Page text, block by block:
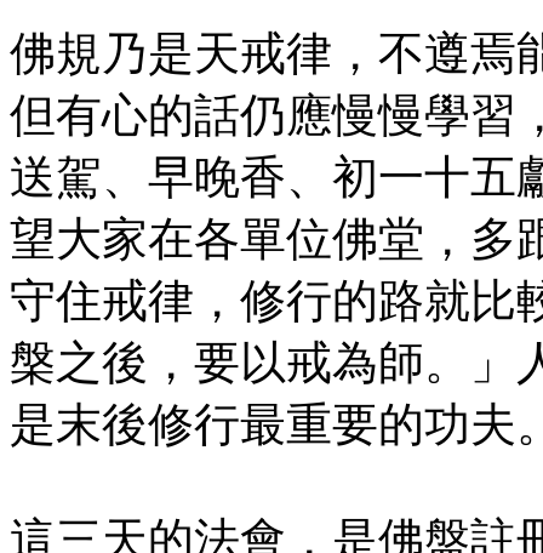
佛規乃是天戒律，不遵焉
但有心的話仍應慢慢學習
送駕、早晚香、初一十五
望大家在各單位佛堂，多
守住戒律，修行的路就比
槃之後，要以戒為師。」
是末後修行最重要的功夫
這三天的法會，是佛盤註